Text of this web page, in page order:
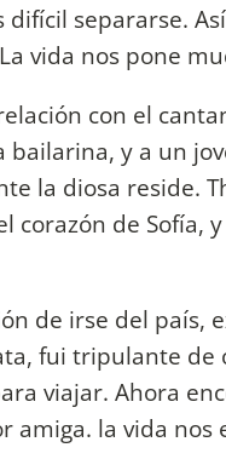
separarse.
vida nos pone
con el
bailarina, y a un
la diosa reside.
corazón de Sofía,
de irse del país,
fui tripulante
viajar. Ahora
amiga. la vida